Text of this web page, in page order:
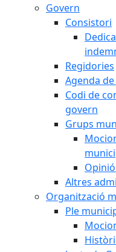
Govern
Consistori
Regidories
Agenda
Codi de
govern
Grups
Altres
Organització
Ple